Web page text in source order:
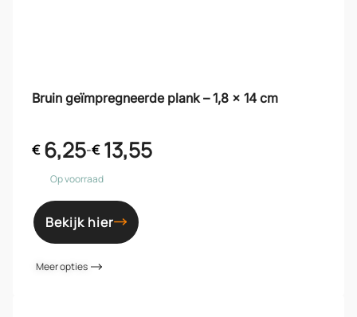
Bruin geïmpregneerde plank – 1,8 x 14 cm
€6,25-€13,55
Op voorraad
Bekijk hier
Meer opties